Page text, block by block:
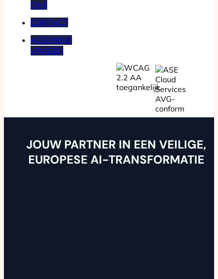
ONS
CONTACT
ALGEMENE
VRAGEN
JOUW PARTNER IN EEN VEILIGE,
EUROPESE AI-TRANSFORMATIE